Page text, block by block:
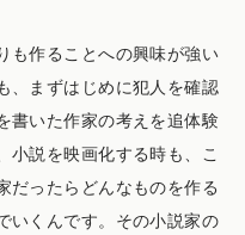
も作ることへの興味が強い
、まずはじめに犯人を確認
書いた作家の考えを追体験
小説を映画化する時も、こ
だったらどんなものを作る
いくんです。その小説家の